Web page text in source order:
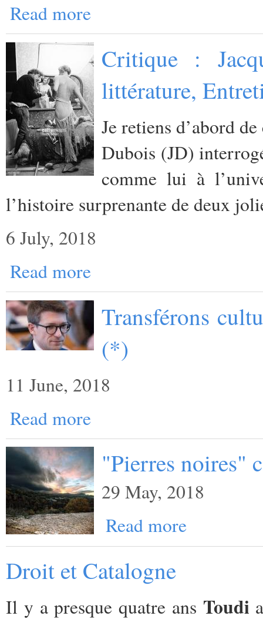
Read more
Critique :
littérature,
Je retiens d’abord
Dubois (JD)
comme lui à
l’histoire surprenante de deux
6 July, 2018
Read more
Transférons
(*)
11 June, 2018
Read more
"Pierres noires"
29 May, 2018
Read more
Droit et Catalogne
Il y a presque quatre ans Toudi